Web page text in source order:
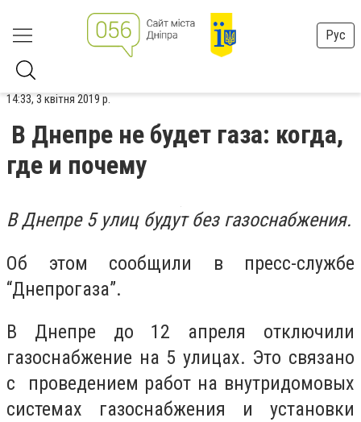
Рус
14:33, 3 квітня 2019 р.
В Днепре не будет газа: когда,
где и почему
В Днепре 5 улиц будут без газоснабжения.
Об этом сообщили в пресс-службе
“Днепрогаза”.
В Днепре до 12 апреля отключили
газоснабжение на 5 улицах. Это связано
с проведением работ на внутридомовых
системах газоснабжения и установки